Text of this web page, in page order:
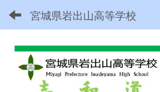
宮城県岩出山高等学校